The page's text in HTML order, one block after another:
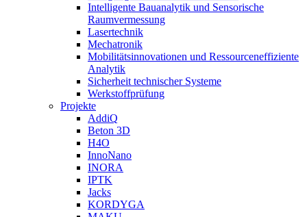
Intelligente Bauanalytik und Sensorische
Raumvermessung
Lasertechnik
Mechatronik
Mobilitätsinnovationen und Ressourceneffiziente
Analytik
Sicherheit technischer Systeme
Werkstoffprüfung
Projekte
AddiQ
Beton 3D
H4O
InnoNano
INORA
IPTK
Jacks
KORDYGA